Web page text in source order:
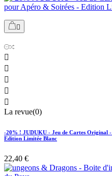






La revue(0)
-20% ! JUDUKU - Jeu de Cartes Original -
Edition Limitée Blanc
22,40 €